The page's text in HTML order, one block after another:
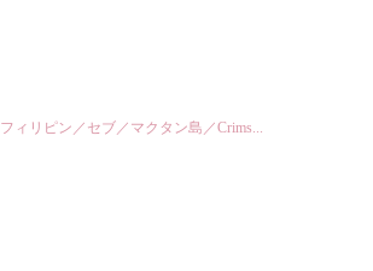
フィリピン／セブ／マクタン島／Crims...